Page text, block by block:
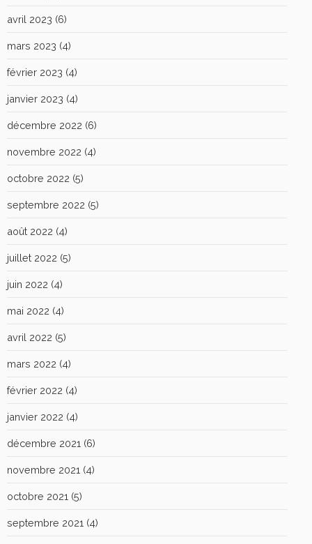
avril 2023 (6)
mars 2023 (4)
février 2023 (4)
janvier 2023 (4)
décembre 2022 (6)
novembre 2022 (4)
octobre 2022 (5)
septembre 2022 (5)
août 2022 (4)
juillet 2022 (5)
juin 2022 (4)
mai 2022 (4)
avril 2022 (5)
mars 2022 (4)
février 2022 (4)
janvier 2022 (4)
décembre 2021 (6)
novembre 2021 (4)
octobre 2021 (5)
septembre 2021 (4)